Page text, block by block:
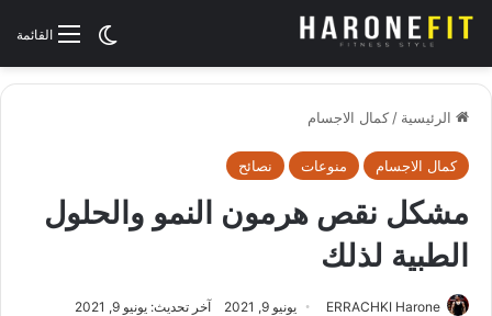
القائمةالوضع
الرئيسية / كمال الاجسام
كمال الاجسام منوعات نصائح
مشكل نقص هرمون النمو والحلول
الطبية لذلك
ERRACHKI Harone يونيو 9, 2021 آخر تحديث: يونيو 9, 2021